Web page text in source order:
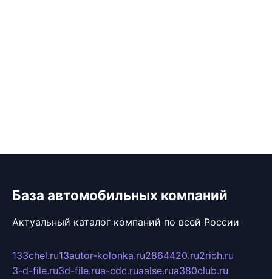
База автомобильных компаний
Актуальный каталог компаний по всей России
133chel.ru13autor-kolonka.ru2864420.ru2rich.ru
3-d-file.ru3d-file.rua-cdc.ruaalse.rua380club.ru